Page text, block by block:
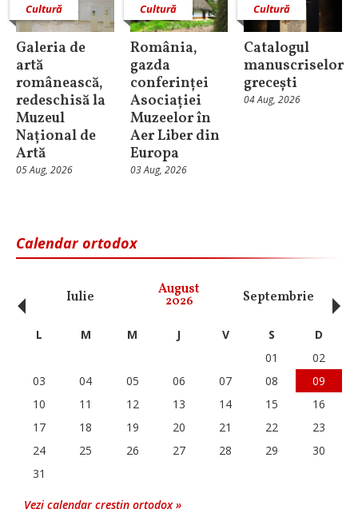
Cultură
Galeria de
artă
românească,
redeschisă la
Muzeul
Național de
Artă
05 Aug, 2026
Cultură
România,
gazda
conferinței
Asociației
Muzeelor în
Aer Liber din
Europa
03 Aug, 2026
Cultură
Catalogul
manuscriselor
grecești
04 Aug, 2026
Calendar ortodox
Iulie August
2026 Septembrie
‹ L M M J V S
D
01
02
03
04 05 06 07 08
09
10
11 12 13 14 15
16
17
18 19 20 21 22
23
24
25 26 27 28 29
30
31
Vezi calendar crestin ortodox »